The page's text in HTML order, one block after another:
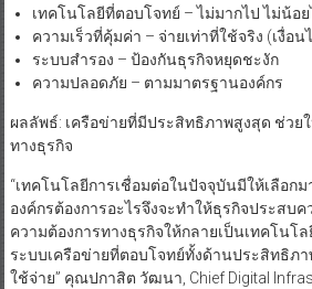
เทคโนโลยีที่ตอบโจทย์ – ไม่มากไป ไม่น้อ
ความเร็วที่คุ้มค่า – จ่ายเท่าที่ใช้จริง (เงื่อ
ระบบสำรอง – ป้องกันธุรกิจหยุดชะงัก
ความปลอดภัย – ตามมาตรฐานองค์กร
ผลลัพธ์: เครือข่ายที่มีประสิทธิภาพสูงสุด ช่วย
ทางธุรกิจ
“เทคโนโลยีการเชื่อมต่อในปัจจุบันมีให้เลือก
องค์กรต้องการอะไรจึงจะทำให้ธุรกิจประสบค
ความต้องการทางธุรกิจให้กลายเป็นเทคโนโ
ระบบเครือข่ายที่ตอบโจทย์ทั้งด้านประสิทธิภ
ใช้จ่าย” คุณปกาสิต วัฒนา, Chief Digital